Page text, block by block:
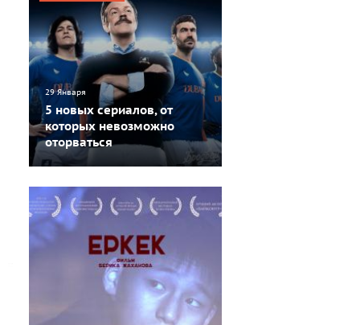
29 Января
5 новых сериалов, от
которых невозможно
оторваться